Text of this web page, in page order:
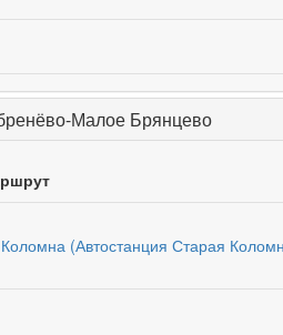
Малое Брянцево
Коломна (Автостанция Старая